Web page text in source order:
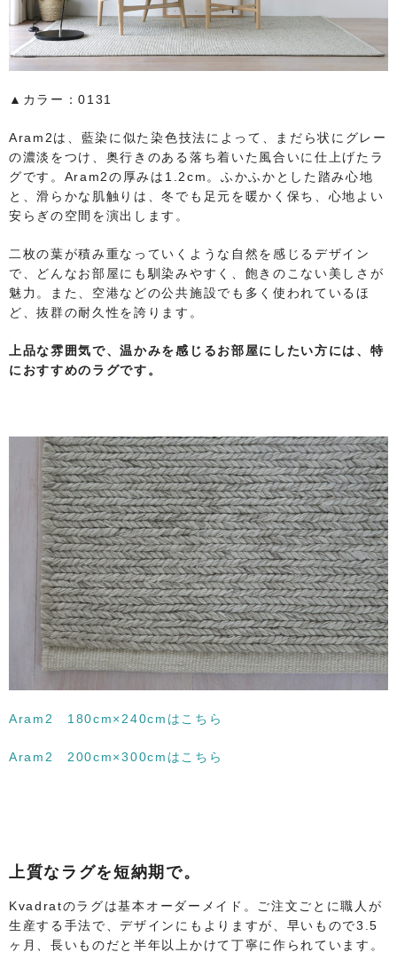
▲カラー：0131
Aram2は、藍染に似た染色技法によって、まだら状にグレー
の濃淡をつけ、奥行きのある落ち着いた風合いに仕上げたラ
グです。Aram2の厚みは1.2cm。ふかふかとした踏み心地
と、滑らかな肌触りは、冬でも足元を暖かく保ち、心地よい
安らぎの空間を演出します。
二枚の葉が積み重なっていくような自然を感じるデザイン
で、どんなお部屋にも馴染みやすく、飽きのこない美しさが
魅力。また、空港などの公共施設でも多く使われているほ
ど、抜群の耐久性を誇ります。
上品な雰囲気で、温かみを感じるお部屋にしたい方には、特
におすすめのラグです。
Aram2 180cm×240cmはこちら
Aram2 200cm×300cmはこちら
上質なラグを短納期で。
Kvadratのラグは基本オーダーメイド。ご注文ごとに職人が
生産する手法で、デザインにもよりますが、早いもので3.5
ヶ月、長いものだと半年以上かけて丁寧に作られています。